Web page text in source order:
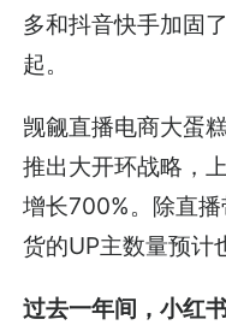
多和抖音快手加固
起。
觊觎直播电商大蛋
推出大开环战略，
增长700%。除直播
货的UP主数量预计
过去一年间，小红